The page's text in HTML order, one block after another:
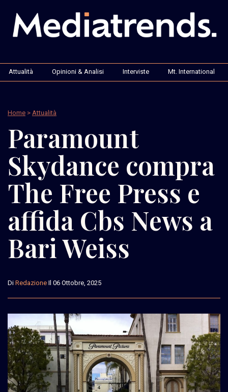
Attualità Opinioni & Analisi Interviste Mt. International
Home > Attualità
Paramount
Skydance compra
The Free Press e
affida Cbs News a
Bari Weiss
Di Redazione Il 06 Ottobre, 2025